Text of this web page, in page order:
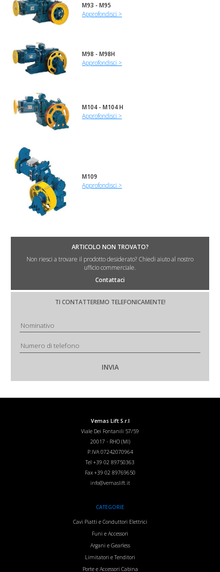
M93 - M95
Approfondisci >
M98 - M98H
Approfondisci >
M104 - M104 H
Approfondisci >
M109
Approfondisci >
ARTICOLO NON TROVATO?
Non riesci a trovare il prodotto desiderato? Chiedi aiuto al nostro
ufficio commerciale.
Contattaci
TI CONTATTEREMO TELEFONICAMENTE!
Vemas Lift S.r.l
Viale Dei Fontanili 57/59
20017 - RHO (MI)
P.IVA 07242070964
Tel +39 02 89750363
Fax +39 02 89769650
info@vemaslift.it
CATEGORIE
Cavi Piatti e Conduttori Elettrici
Funi e Accessori
Argani e Gearless
Limitatori e Tenditori
Porte e Accessori Cabina